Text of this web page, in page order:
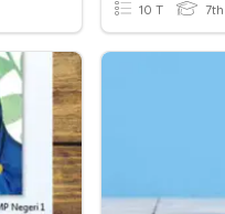
10 T 7th